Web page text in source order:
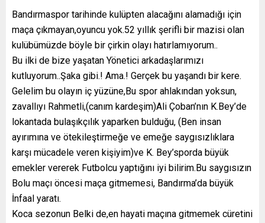
Bandırmaspor tarihinde kulüpten alacağını alamadığı için
maça çıkmayan,oyuncu yok.52 yıllık şerifli bir mazisi olan
kulübümüzde böyle bir çirkin olayı hatırlamıyorum..
Bu ilki de bize yaşatan Yönetici arkadaşlarımızı
kutluyorum..Şaka gibi.! Ama.! Gerçek bu yaşandı bir kere.
Gelelim bu olayın iç yüzüne,Bu spor ahlakından yoksun,
zavallıyı Rahmetli,(canım kardeşim)Ali Çoban’nın K.Bey’de
lokantada bulaşıkçılık yaparken bulduğu, (Ben insan
ayırımına ve ötekileştirmeğe ve emeğe saygısızlıklara
karşı mücadele veren kişiyim)ve K. Bey’sporda büyük
emekler vererek Futbolcu yaptığını iyi bilirim.Bu saygısızın
Bolu maçı öncesi maça gitmemesi, Bandırma’da büyük
İnfaal yaratı.
Koca sezonun Belki de,en hayati maçına gitmemek cüretini